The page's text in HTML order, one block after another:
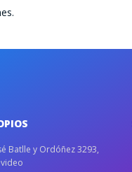
Batlle y Ordóñez 3293,